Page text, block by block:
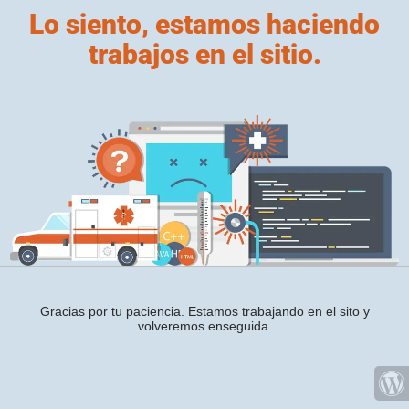
Lo siento, estamos haciendo
trabajos en el sitio.
Gracias por tu paciencia. Estamos trabajando en el sito y
volveremos enseguida.